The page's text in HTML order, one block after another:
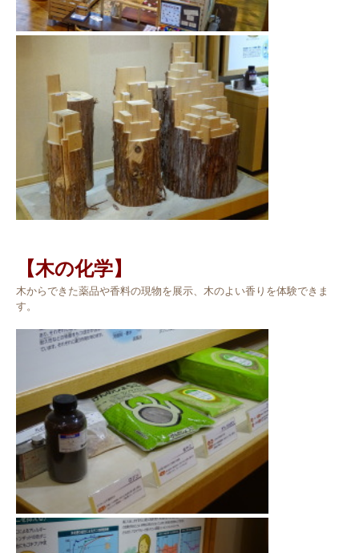
【木の化学】
木からできた薬品や香料の現物を展示、木のよい香りを体験できま
す。